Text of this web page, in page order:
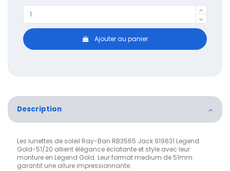
Ajouter au panier
Description
Les lunettes de soleil Ray-Ban RB3565 Jack 919631 Legend
Gold-51/20 allient élégance éclatante et style avec leur
monture en Legend Gold. Leur format medium de 51mm
garantit une allure impressionnante.